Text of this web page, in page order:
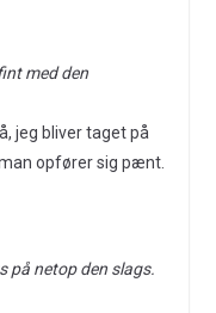
med den
jeg bliver taget på
opfører sig pænt.
på netop den slags.